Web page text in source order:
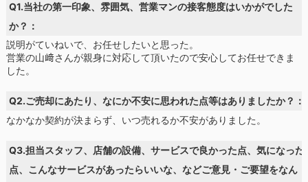
Q1.当社の第一印象、雰囲気、営業マンの接客態度はいかがでした
か？：
説明がていねいで、お任せしたいと思った。
営業の山﨑さんが親身に対応して頂いたので安心してお任せできま
した。
Q2.ご売却にあたり、なにか不安に思われた点等はありましたか？：
なかなか契約が決まらず、いつ売れるか不安がありました。
Q3.担当スタッフ、店舗の設備、サービスで良かった点、気になった
点、こんなサービスがあったらいいな、などご意見・ご要望をなん